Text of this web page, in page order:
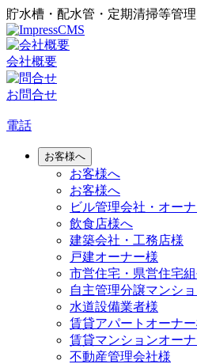
貯水槽・配水管・定期清掃等管
会社概要
お問合せ
電話
お客様へ
お客様へ
お客様へ
ビル管理会社・オー
飲食店様へ
建築会社・工務店様
戸建オーナー様
市営住宅・県営住宅
自主管理分譲マンシ
水道設備業者様
賃貸アパートオーナ
賃貸マンションオー
不動産管理会社様